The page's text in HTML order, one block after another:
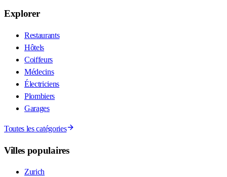
Explorer
Restaurants
Hôtels
Coiffeurs
Médecins
Électriciens
Plombiers
Garages
Toutes les catégories
Villes populaires
Zurich